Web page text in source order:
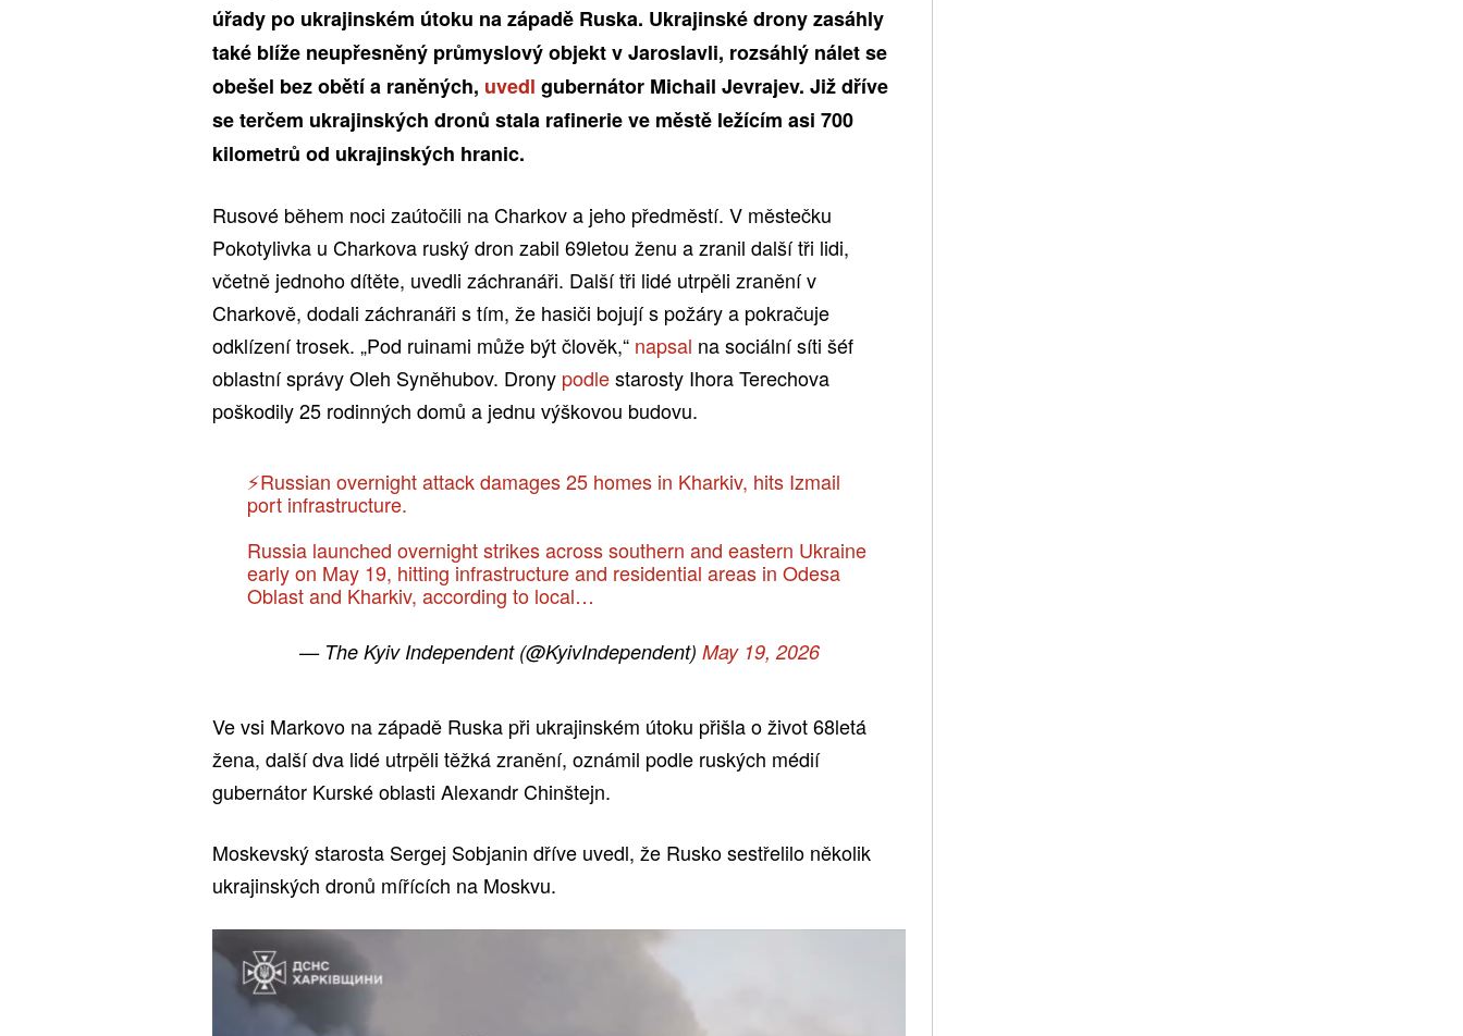
úřady po ukrajinském útoku na západě Ruska. Ukrajinské drony zasáhly
také blíže neupřesněný průmyslový objekt v Jaroslavli, rozsáhlý nálet se
obešel bez obětí a raněných, uvedl gubernátor Michail Jevrajev. Již dříve
se terčem ukrajinských dronů stala rafinerie ve městě ležícím asi 700
kilometrů od ukrajinských hranic.
Rusové během noci zaútočili na Charkov a jeho předměstí. V městečku
Pokotylivka u Charkova ruský dron zabil 69letou ženu a zranil další tři lidi,
včetně jednoho dítěte, uvedli záchranáři. Další tři lidé utrpěli zranění v
Charkově, dodali záchranáři s tím, že hasiči bojují s požáry a pokračuje
odklízení trosek. „Pod ruinami může být člověk,“ napsal na sociální síti šéf
oblastní správy Oleh Syněhubov. Drony podlestarosty Ihora Terechova
poškodily 25 rodinných domů a jednu výškovou budovu.
⚡️Russian overnight attack damages 25 homes in Kharkiv, hits Izmail
port infrastructure.
Russia launched overnight strikes across southern and eastern Ukraine
early on May 19, hitting infrastructure and residential areas in Odesa
Oblast and Kharkiv, according to local…
— The Kyiv Independent (@KyivIndependent) May 19, 2026
Ve vsi Markovo na západě Ruska při ukrajinském útoku přišla o život 68letá
žena, další dva lidé utrpěli těžká zranění, oznámil podle ruských médií
gubernátor Kurské oblasti Alexandr Chinštejn.
Moskevský starosta Sergej Sobjanin dříve uvedl, že Rusko sestřelilo několik
ukrajinských dronů mířících na Moskvu.